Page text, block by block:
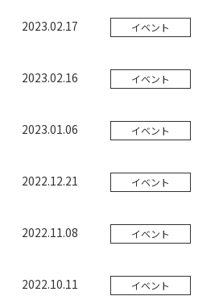
2023.02.17 イベント
2023.02.16 イベント
2023.01.06 イベント
2022.12.21 イベント
2022.11.08 イベント
2022.10.11 イベント